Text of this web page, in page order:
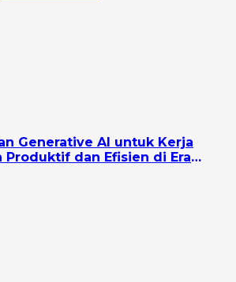
Generative AI untuk Kerja
Produktif dan Efisien di Era